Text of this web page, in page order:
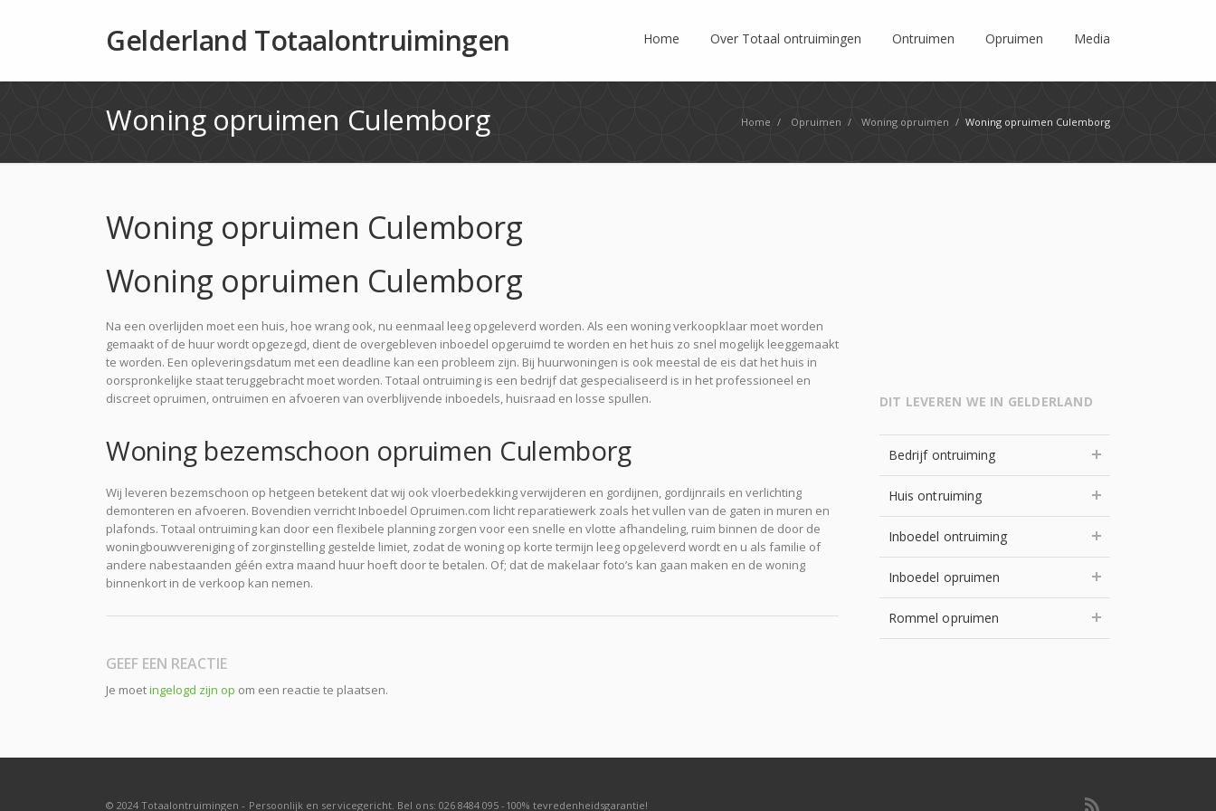
Gelderland Totaalontruimingen Home Over Totaal ontruimingen Ontruimen Opruimen Media
Home / Opruimen / Woning opruimen / Woning opruimen Culemborg
Woning opruimen Culemborg
Woning opruimen Culemborg
Woning opruimen Culemborg
Na een overlijden moet een huis, hoe wrang ook, nu eenmaal leeg opgeleverd worden. Als een woning verkoopklaar moet worden
gemaakt of de huur wordt opgezegd, dient de overgebleven inboedel opgeruimd te worden en het huis zo snel mogelijk leeggemaakt
te worden. Een opleveringsdatum met een deadline kan een probleem zijn. Bij huurwoningen is ook meestal de eis dat het huis in
oorspronkelijke staat teruggebracht moet worden. Totaal ontruiming is een bedrijf dat gespecialiseerd is in het professioneel en
discreet opruimen, ontruimen en afvoeren van overblijvende inboedels, huisraad en losse spullen.
Woning bezemschoon opruimen Culemborg
Wij leveren bezemschoon op hetgeen betekent dat wij ook vloerbedekking verwijderen en gordijnen, gordijnrails en verlichting
demonteren en afvoeren. Bovendien verricht Inboedel Opruimen.com licht reparatiewerk zoals het vullen van de gaten in muren en
plafonds. Totaal ontruiming kan door een flexibele planning zorgen voor een snelle en vlotte afhandeling, ruim binnen de door de
woningbouwvereniging of zorginstelling gestelde limiet, zodat de woning op korte termijn leeg opgeleverd wordt en u als familie of
andere nabestaanden géén extra maand huur hoeft door te betalen. Of; dat de makelaar foto’s kan gaan maken en de woning
binnenkort in de verkoop kan nemen.
GEEF EEN REACTIE
Je moetingelogd zijn op om een reactie te plaatsen.
DIT LEVEREN WE IN GELDERLAND
Bedrijf ontruiming
Huis ontruiming
Inboedel ontruiming
Inboedel opruimen
Rommel opruimen
© 2024 Totaalontruimingen - Persoonlijk en servicegericht. Bel ons: 026 8484 095 -100% tevredenheidsgarantie!